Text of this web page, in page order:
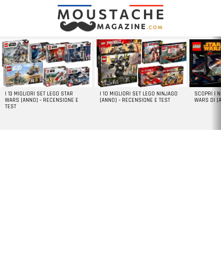
LATEST
STORIES
I 13 MIGLIORI SET LEGO STAR
WARS [ANNO] – RECENSIONE E
TEST
I 10 MIGLIORI SET LEGO NINJAGO
[ANNO] – RECENSIONE E TEST
SCOPRI I
WARS DI